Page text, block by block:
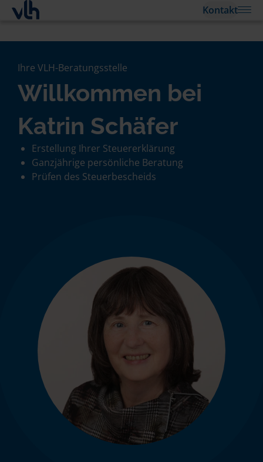
Kontakt
Ihre VLH-Beratungsstelle
Willkommen bei
Katrin Schäfer
Erstellung Ihrer Steuererklärung
Ganzjährige persönliche Beratung
Prüfen des Steuerbescheids